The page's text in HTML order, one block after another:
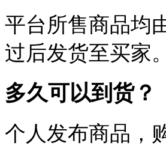
平台所售商品均
过后发货至买家。
多久可以到货？
个人发布商品，